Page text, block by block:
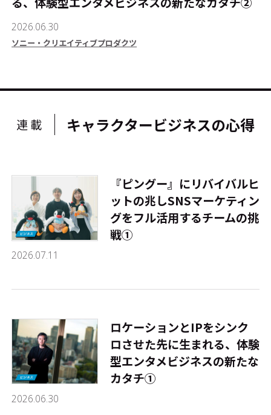
2026.06.30
ソニー・クリエイティブプロダクツ
連載 キャラクタービジネスの心得
2026.07.11
『ピングー』にリバイバルヒ
ットの兆し――SNSマーケティン
グをフル活用するチームの挑
戦①
2026.06.30
ロケーションとIPをシンク
ロさせた先に生まれる、体験
型エンタメビジネスの新たな
カタチ①